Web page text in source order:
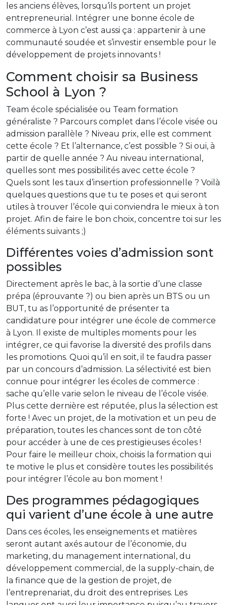
les anciens élèves, lorsqu’ils portent un projet
entrepreneurial. Intégrer une bonne école de
commerce à Lyon c’est aussi ça : appartenir à une
communauté soudée et s’investir ensemble pour le
développement de projets innovants !
Comment choisir sa Business
School à Lyon ?
Team école spécialisée ou Team formation
généraliste ? Parcours complet dans l’école visée ou
admission parallèle ? Niveau prix, elle est comment
cette école ? Et l’alternance, c’est possible ? Si oui, à
partir de quelle année ? Au niveau international,
quelles sont mes possibilités avec cette école ?
Quels sont les taux d’insertion professionnelle ? Voilà
quelques questions que tu te poses et qui seront
utiles à trouver l’école qui conviendra le mieux à ton
projet. Afin de faire le bon choix, concentre toi sur les
éléments suivants ;)
Différentes voies d’admission sont
possibles
Directement après le bac, à la sortie d’une classe
prépa (éprouvante ?) ou bien après un BTS ou un
BUT, tu as l’opportunité de présenter ta
candidature pour intégrer une école de commerce
à Lyon. Il existe de multiples moments pour les
intégrer, ce qui favorise la diversité des profils dans
les promotions. Quoi qu’il en soit, il te faudra passer
par un concours d’admission. La sélectivité est bien
connue pour intégrer les écoles de commerce :
sache qu’elle varie selon le niveau de l’école visée.
Plus cette dernière est réputée, plus la sélection est
forte ! Avec un projet, de la motivation et un peu de
préparation, toutes les chances sont de ton côté
pour accéder à une de ces prestigieuses écoles !
Pour faire le meilleur choix, choisis la formation qui
te motive le plus et considère toutes les possibilités
pour intégrer l’école au bon moment !
Des programmes pédagogiques
qui varient d’une école à une autre
Dans ces écoles, les enseignements et matières
seront autant axés autour de l’économie, du
marketing, du management international, du
développement commercial, de la supply-chain, de
la finance que de la gestion de projet, de
l’entreprenariat, du droit des entreprises. Les